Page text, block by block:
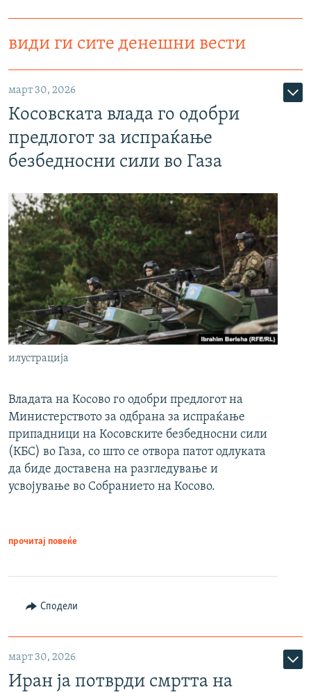
види ги сите денешни вести
март 30, 2026
Косовската влада го одобри
предлогот за испраќање
безбедносни сили во Газа
илустрација
Владата на Косово го одобри предлогот на
Министерството за одбрана за испраќање
припадници на Косовските безбедносни сили
(КБС) во Газа, со што се отвора патот одлуката
да биде доставена на разгледување и
усвојување во Собранието на Косово.
прочитај повеќе
Сподели
март 30, 2026
Иран ја потврди смртта на